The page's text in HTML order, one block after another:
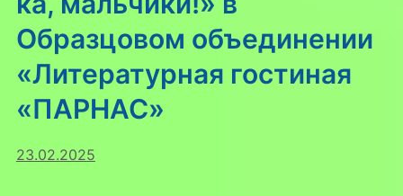
Образцовом объединении
«Литературная гостиная
«ПАРНАС»
23.02.2025